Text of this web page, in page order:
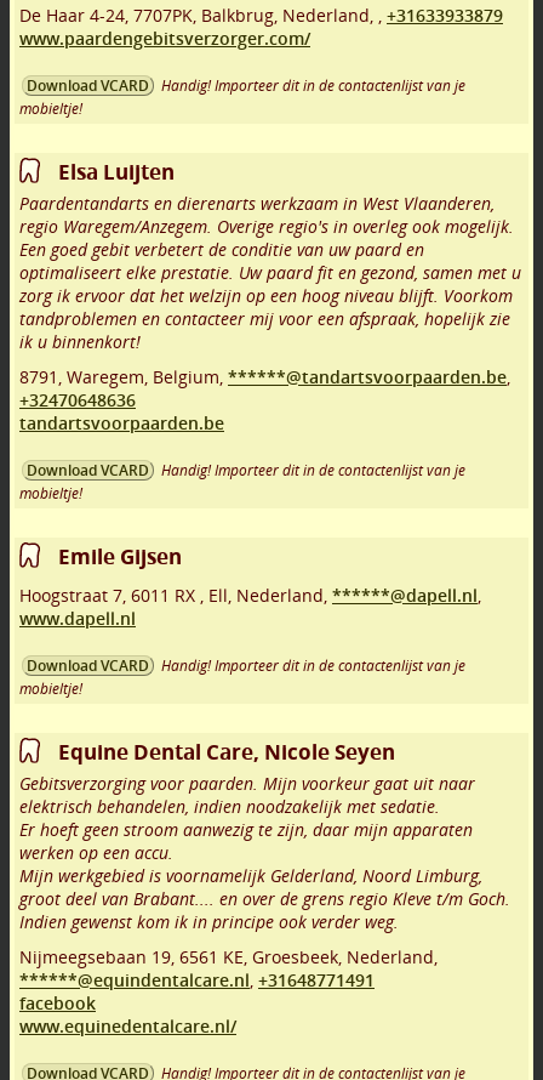
De Haar 4-24 7707PK Balkbrug Nederland,
+31633933879
www.paardengebitsverzorger.com/
Download VCARD
Handig! Importeer dit in de contactenlijst van je
mobieltje!
Elsa Luijten
Paardentandarts en dierenarts werkzaam in West Vlaanderen,
regio Waregem/Anzegem. Overige regio's in overleg ook mogelijk.
Een goed gebit verbetert de conditie van uw paard en
optimaliseert elke prestatie. Uw paard fit en gezond, samen met u
zorg ik ervoor dat het welzijn op een hoog niveau blijft. Voorkom
tandproblemen en contacteer mij voor een afspraak, hopelijk zie
ik u binnenkort!
8791 Waregem Belgium, ******@tandartsvoorpaarden.be
+32470648636
tandartsvoorpaarden.be
Download VCARD
Handig! Importeer dit in de contactenlijst van je
mobieltje!
Emile Gijsen
Hoogstraat 7 6011 RX Ell Nederland, ******@dapell.nl
www.dapell.nl
Download VCARD
Handig! Importeer dit in de contactenlijst van je
mobieltje!
Equine Dental Care, Nicole Seyen
Gebitsverzorging voor paarden. Mijn voorkeur gaat uit naar
elektrisch behandelen, indien noodzakelijk met sedatie.
Er hoeft geen stroom aanwezig te zijn, daar mijn apparaten
werken op een accu.
Mijn werkgebied is voornamelijk Gelderland, Noord Limburg,
groot deel van Brabant.... en over de grens regio Kleve t/m Goch.
Indien gewenst kom ik in principe ook verder weg.
Nijmeegsebaan 19 6561 KE Groesbeek Nederland,
******@equindentalcare.nl +31648771491
facebook
www.equinedentalcare.nl/
Download VCARD Handig! Importeer dit in de contactenlijst van je